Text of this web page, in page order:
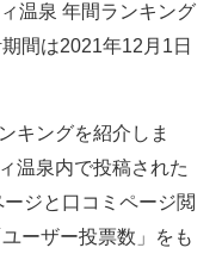
温泉 年間ランキング
間は2021年12月1日
キングを紹介しま
温泉内で投稿された
ジと口コミページ閲
ーザー投票数」をも